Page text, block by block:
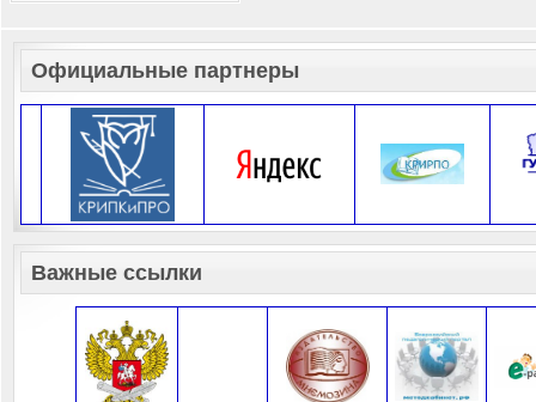
Официальные партнеры
Важные ссылки